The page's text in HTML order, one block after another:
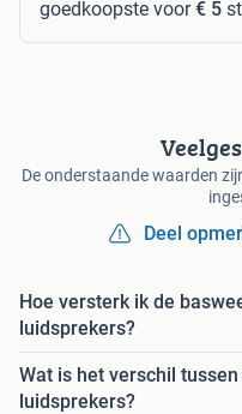
goedkoopste voor€ 5
De onderstaande waarden
Deel
Hoe versterk ik de
luidsprekers?
Wat is het verschil
luidsprekers?